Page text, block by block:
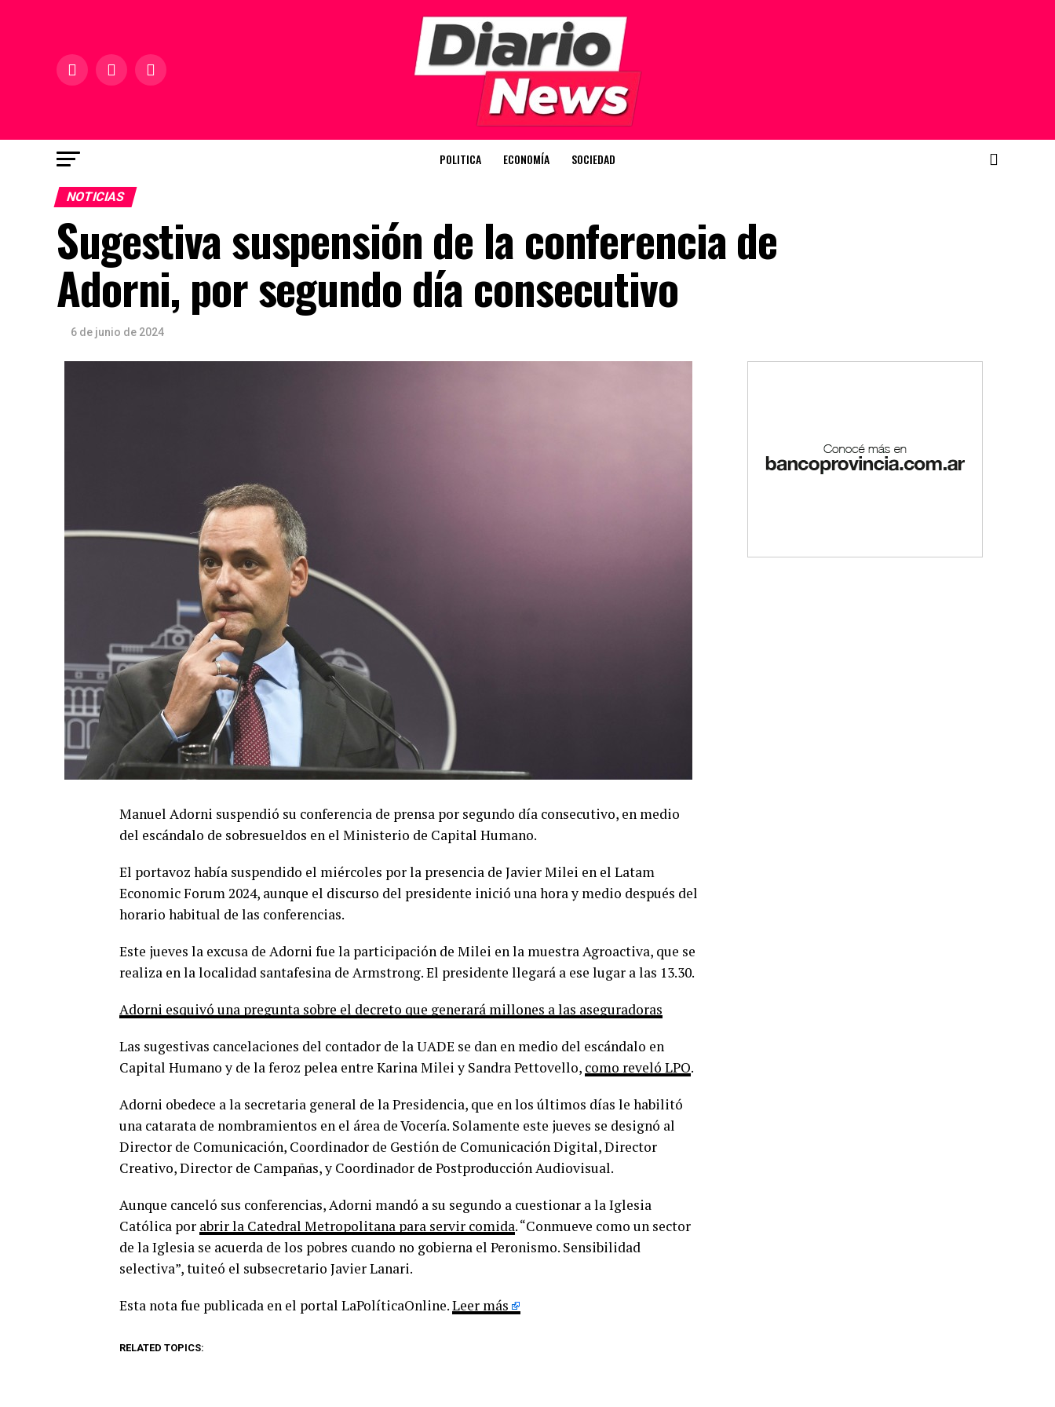
POLITICA ECONOMÍA SOCIEDAD
NOTICIAS
Sugestiva suspensión de la conferencia de
Adorni, por segundo día consecutivo
6 de junio de 2024
Manuel Adorni suspendió su conferencia de prensa por segundo día consecutivo, en medio
del escándalo de sobresueldos en el Ministerio de Capital Humano.
El portavoz había suspendido el miércoles por la presencia de Javier Milei en el Latam
Economic Forum 2024, aunque el discurso del presidente inició una hora y medio después del
horario habitual de las conferencias.
Este jueves la excusa de Adorni fue la participación de Milei en la muestra Agroactiva, que se
realiza en la localidad santafesina de Armstrong. El presidente llegará a ese lugar a las 13.30.
Adorni esquivó una pregunta sobre el decreto que generará millones a las aseguradoras
Las sugestivas cancelaciones del contador de la UADE se dan en medio del escándalo en
Capital Humano y de la feroz pelea entre Karina Milei y Sandra Pettovello, como reveló LPO.
Adorni obedece a la secretaria general de la Presidencia, que en los últimos días le habilitó
una catarata de nombramientos en el área de Vocería. Solamente este jueves se designó al
Director de Comunicación, Coordinador de Gestión de Comunicación Digital, Director
Creativo, Director de Campañas, y Coordinador de Postproducción Audiovisual.
Aunque canceló sus conferencias, Adorni mandó a su segundo a cuestionar a la Iglesia
Católica por abrir la Catedral Metropolitana para servir comida. “Conmueve como un sector
de la Iglesia se acuerda de los pobres cuando no gobierna el Peronismo. Sensibilidad
selectiva”, tuiteó el subsecretario Javier Lanari.
Esta nota fue publicada en el portal LaPolíticaOnline.Leer más
RELATED TOPICS: